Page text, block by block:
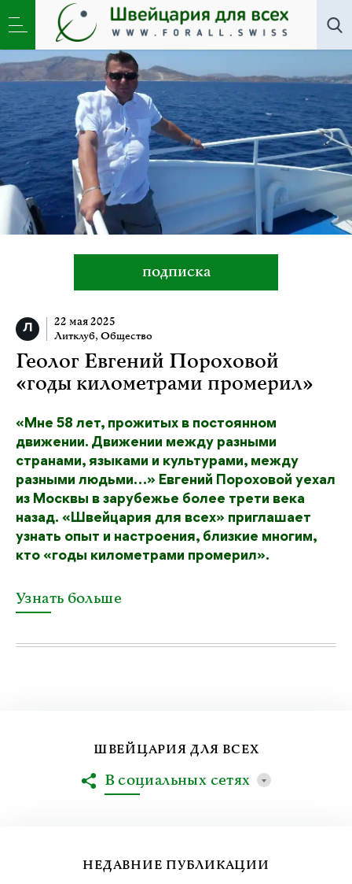
Все авторы»Евгений Пороховой
подписка
22 мая 2025
Литклуб, Общество
Геолог Евгений Пороховой
«годы километрами промерил»
«Мне 58 лет, прожитых в постоянном
движении. Движении между разными
странами, языками и культурами, между
разными людьми…» Евгений Пороховой уехал
из Москвы в зарубежье более трети века
назад. «Швейцария для всех» приглашает
узнать опыт и настроения, близкие многим,
кто «годы километрами промерил».
Узнать больше
НЕДАВНИЕ ПУБЛИКАЦИИ
ШВЕЙЦАРИЯ ДЛЯ ВСЕХ
В социальных сетях